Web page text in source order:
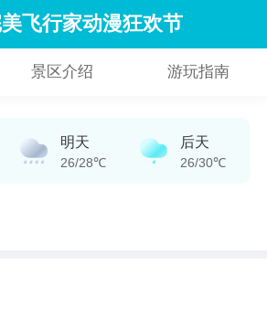
飞行家动漫狂欢节
景区介绍 游玩指南
明天
26/28℃
后天
26/30℃